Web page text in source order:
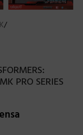
/
PRO SERIES